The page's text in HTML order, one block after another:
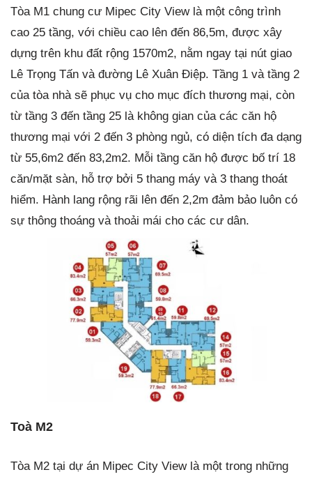
Tòa M1 chung cư Mipec City View là một công trình
cao 25 tầng, với chiều cao lên đến 86,5m, được xây
dựng trên khu đất rộng 1570m2, nằm ngay tại nút giao
Lê Trọng Tấn và đường Lê Xuân Điệp. Tầng 1 và tầng 2
của tòa nhà sẽ phục vụ cho mục đích thương mại, còn
từ tầng 3 đến tầng 25 là không gian của các căn hộ
thương mại với 2 đến 3 phòng ngủ, có diện tích đa dạng
từ 55,6m2 đến 83,2m2. Mỗi tầng căn hộ được bố trí 18
căn/mặt sàn, hỗ trợ bởi 5 thang máy và 3 thang thoát
hiểm. Hành lang rộng rãi lên đến 2,2m đảm bảo luôn có
sự thông thoáng và thoải mái cho các cư dân.
Toà M2
Tòa M2 tại dự án Mipec City View là một trong những